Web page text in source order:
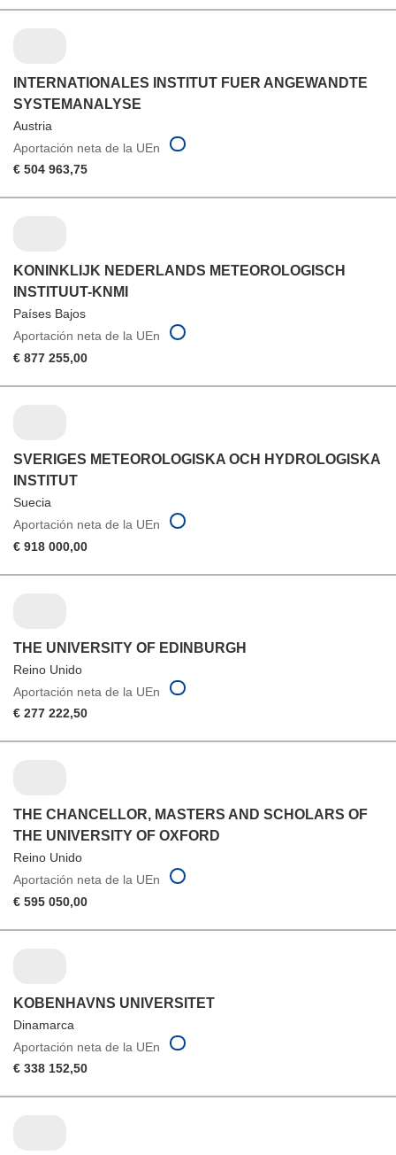
INTERNATIONALES INSTITUT FUER ANGEWANDTE
SYSTEMANALYSE
Austria
Aportación neta de la UEn
€ 504 963,75
KONINKLIJK NEDERLANDS METEOROLOGISCH
INSTITUUT-KNMI
Países Bajos
Aportación neta de la UEn
€ 877 255,00
SVERIGES METEOROLOGISKA OCH HYDROLOGISKA
INSTITUT
Suecia
Aportación neta de la UEn
€ 918 000,00
THE UNIVERSITY OF EDINBURGH
Reino Unido
Aportación neta de la UEn
€ 277 222,50
THE CHANCELLOR, MASTERS AND SCHOLARS OF
THE UNIVERSITY OF OXFORD
Reino Unido
Aportación neta de la UEn
€ 595 050,00
KOBENHAVNS UNIVERSITET
Dinamarca
Aportación neta de la UEn
€ 338 152,50